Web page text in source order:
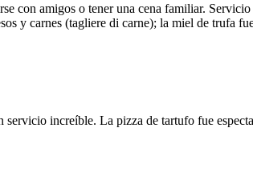
con amigos o tener una cena familiar.
y carnes (tagliere di carne); la miel de trufa
servicio increíble. La pizza de tartufo fue